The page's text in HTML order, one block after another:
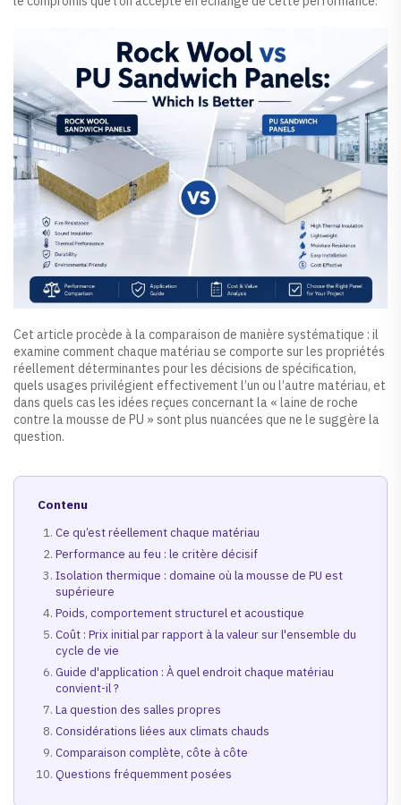
Cet article procède à la comparaison de manière systématique : il
examine comment chaque matériau se comporte sur les propriétés
réellement déterminantes pour les décisions de spécification,
quels usages privilégient effectivement l’un ou l’autre matériau, et
dans quels cas les idées reçues concernant la « laine de roche
contre la mousse de PU » sont plus nuancées que ne le suggère la
question.
Contenu
Ce qu’est réellement chaque matériau
Performance au feu : le critère décisif
Isolation thermique : domaine où la mousse de PU est
supérieure
Poids, comportement structurel et acoustique
Coût : Prix initial par rapport à la valeur sur l'ensemble du
cycle de vie
Guide d'application : À quel endroit chaque matériau
convient-il ?
La question des salles propres
Considérations liées aux climats chauds
Comparaison complète, côte à côte
Questions fréquemment posées